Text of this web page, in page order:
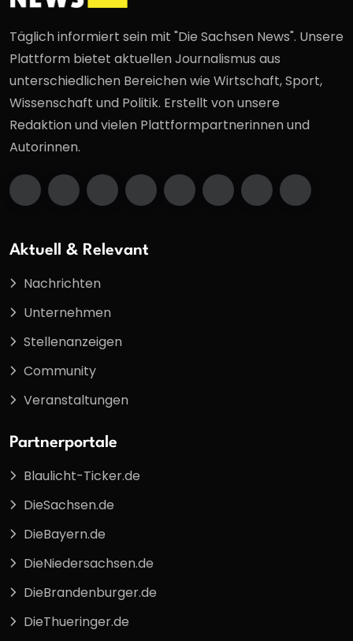
Täglich informiert sein mit "Die Sachsen News". Unsere
Plattform bietet aktuellen Journalismus aus
unterschiedlichen Bereichen wie Wirtschaft, Sport,
Wissenschaft und Politik. Erstellt von unsere
Redaktion und vielen Plattformpartnerinnen und
Autorinnen.
Aktuell & Relevant
Nachrichten
Unternehmen
Stellenanzeigen
Community
Veranstaltungen
Partnerportale
Blaulicht-Ticker.de
DieSachsen.de
DieBayern.de
DieNiedersachsen.de
DieBrandenburger.de
DieThueringer.de